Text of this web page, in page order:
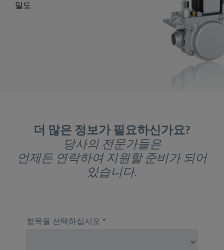
밀도
더 많은 정보가 필요하신가요?
당사의 전문가들은
언제든 연락하여 지원할 준비가 되어
있습니다.